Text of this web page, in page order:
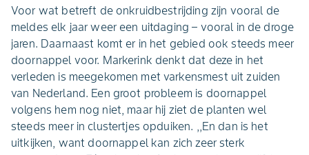
Voor wat betreft de onkruidbestrijding zijn vooral de
meldes elk jaar weer een uitdaging – vooral in de droge
jaren. Daarnaast komt er in het gebied ook steeds meer
doornappel voor. Markerink denkt dat deze in het
verleden is meegekomen met varkensmest uit zuiden
van Nederland. Een groot probleem is doornappel
volgens hem nog niet, maar hij ziet de planten wel
steeds meer in clustertjes opduiken. ,,En dan is het
uitkijken, want doornappel kan zich zeer sterk